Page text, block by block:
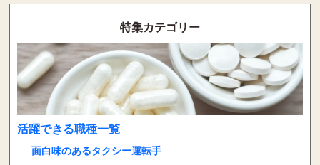
特集カテゴリー
活躍できる職種一覧
面白味のあるタクシー運転手